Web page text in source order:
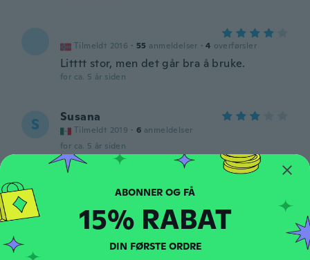
Tilmeldt 2016 · 55 anmeldelser · 4 overførsler
Litttt stor, men det går bra å bruke.
for ca. 5 år siden
S Susana
Tilmeldt 2019 · 6 anmeldelser
for ca. 5 år siden
F Tilmeldt 2020 · 5 anmeldelser
for ca. 5 år siden
15% RABAT
DIN FØRSTE ORDRE